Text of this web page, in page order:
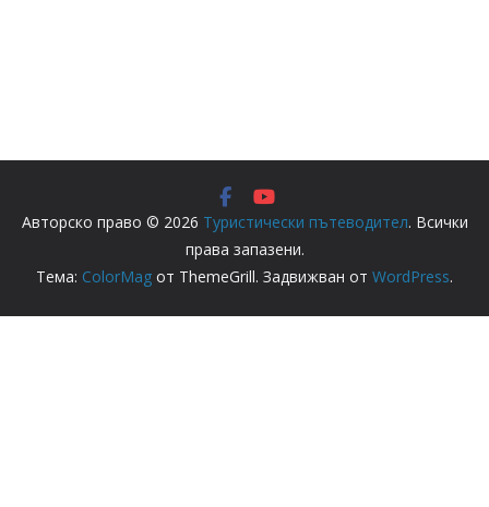
Авторско право © 2026 Туристически пътеводител. Всички
права запазени.
Тема: ColorMag от ThemeGrill. Задвижван от WordPress.